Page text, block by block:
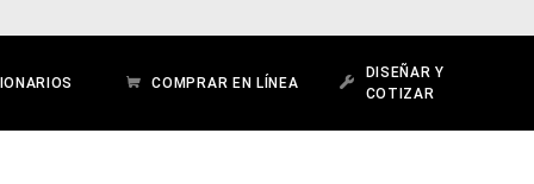
COMPRAR EN LÍNEA
DISEÑAR Y
COTIZAR